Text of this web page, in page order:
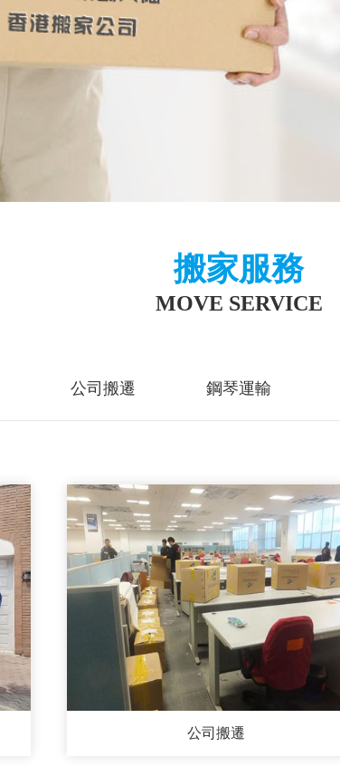
搬家服務
MOVE SERVICE
公司搬遷 鋼琴運輸
公司搬遷